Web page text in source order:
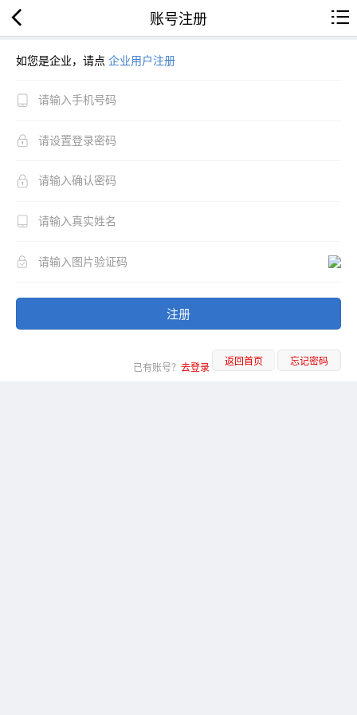
账号注册
如您是企业，请点 企业用户注册
注册
已有账号？ 去登录 返回首页 忘记密码